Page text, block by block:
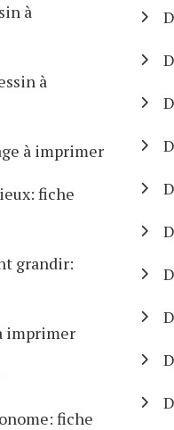
à
à
à imprimer
fiche
grandir:
imprimer
fiche